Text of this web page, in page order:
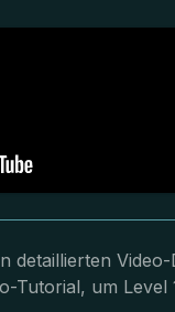
detaillierten
Tutorial, um